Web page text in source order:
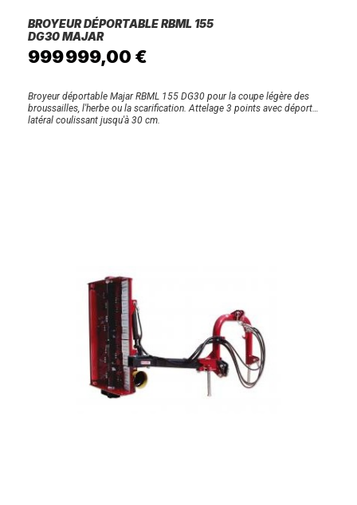
BROYEUR DÉPORTABLE RBML 155
DG30 MAJAR
999 999,00 €
Broyeur déportable Majar RBML 155 DG30 pour la coupe légère des
broussailles, l'herbe ou la scarification. Attelage 3 points avec déport
latéral coulissant jusqu'à 30 cm.